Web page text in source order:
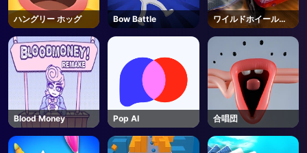
ハングリー ホッグ Bow Battle
ワイルドホイールズ
3D
Blood Money Pop AI 合唱団